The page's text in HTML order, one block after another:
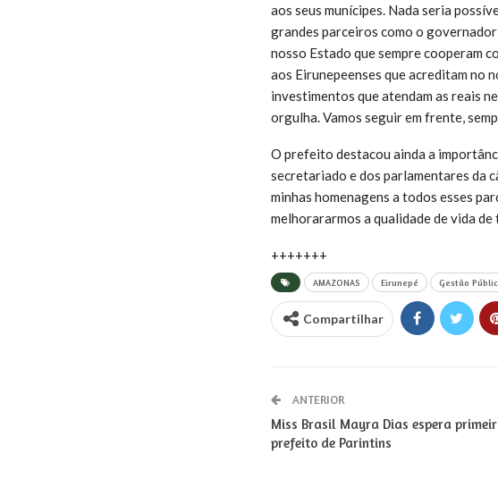
aos seus munícipes. Nada seria
grandes parceiros como o
nosso Estado que sempre cooperam
aos Eirunepeenses que acreditam no
investimentos que atendam as reais
orgulha. Vamos seguir em frente,
O prefeito destacou ainda a
secretariado e dos parlamentares da
minhas homenagens a todos esses
melhorararmos a qualidade de vida
+++++++
AMAZONAS Eirunepé Gestão
Compartilhar
ANTERIOR
Miss Brasil Mayra Dias espera
prefeito de Parintins